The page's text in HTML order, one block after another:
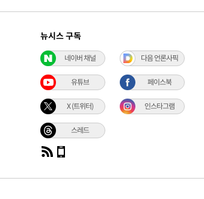
뉴시스 구독
네이버 채널 다음 언론사픽
유튜브 페이스북
X (트위터) 인스타그램
스레드